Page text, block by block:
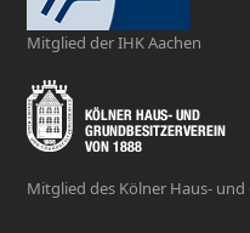
Mitglied der IHK Aachen
Mitglied des Kölner Haus-